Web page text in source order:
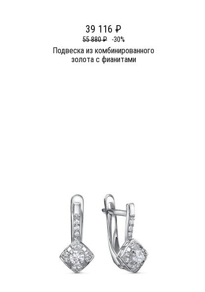
39 116 ₽
55 880 ₽ -30%
Подвеска из комбинированного
золота c фианитами